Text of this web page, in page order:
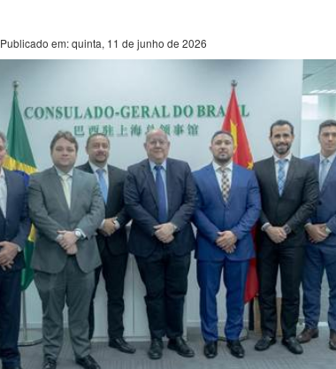
Publicado em: quinta, 11 de junho de 2026